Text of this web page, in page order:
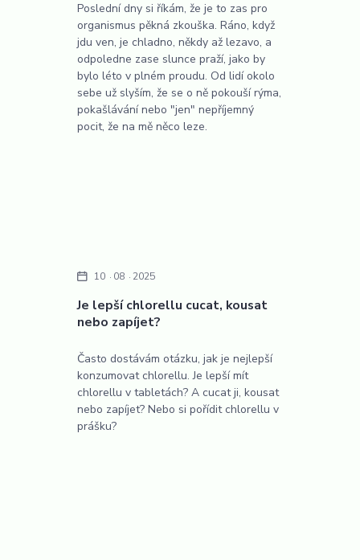
Poslední dny si říkám, že je to zas pro
organismus pěkná zkouška. Ráno, když
jdu ven, je chladno, někdy až lezavo, a
odpoledne zase slunce praží, jako by
bylo léto v plném proudu. Od lidí okolo
sebe už slyším, že se o ně pokouší rýma,
pokašlávání nebo "jen" nepříjemný
pocit, že na mě něco leze.
Je lepší chlorellu cucat, kousat
nebo zapíjet?
10 08 2025
Často dostávám otázku, jak je nejlepší
konzumovat chlorellu. Je lepší mít
chlorellu v tabletách? A cucat ji, kousat
nebo zapíjet? Nebo si pořídit chlorellu v
prášku?